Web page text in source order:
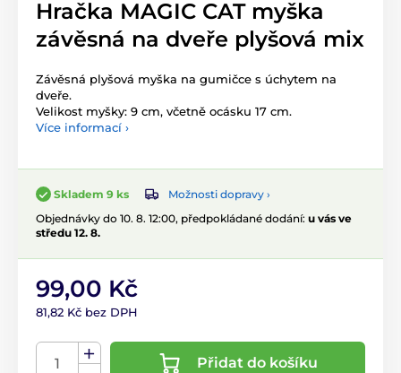
Hračka MAGIC CAT myška
závěsná na dveře plyšová mix
Závěsná plyšová myška na gumičce s úchytem na
dveře.
Velikost myšky: 9 cm, včetně ocásku 17 cm.
Více informací ›
Skladem 9 ks
Možnosti dopravy ›
Objednávky do 10. 8. 12:00, předpokládané dodání: u vás ve
středu 12. 8.
99,00 Kč
81,82 Kč bez DPH
Přidat do košíku